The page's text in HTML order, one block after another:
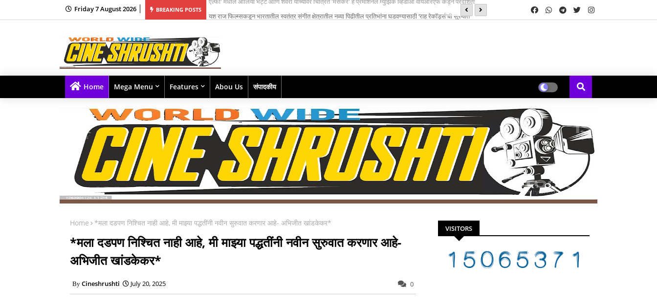
Friday 7 August 2026 BREAKING POSTS
यांच्यावर चित्रित 'मॅसॅकर' हे प्रमोशनल म्युझिक व्हिडीओ वायआरएफ कडून प्रदर्शित! यश राज फिल्म्सकडून भारतातील स्वतंत्र संगीत क्षेत्रातील नव्या पिढीतील प्रतिभांना घडवण्यासाठी ‘राह रेकॉर्ड्स’ची सुरुवात ‘झिम्मा ३’च्या चित्रीकरणाला सुरुवात
Home Mega Menu Features Abou Us संपादकीय
Home *मला दडपण निश्चित नाही आहे, मी माझ्या पद्धतींनी नवीन सुरुवात करणार आहे- अभिजीत खांडकेकर*
*मला दडपण निश्चित नाही आहे, मी माझ्या पद्धतींनी नवीन सुरुवात करणार आहे-
अभिजीत खांडकेकर*
Cineshrushti July 20, 2025 0
VISITORS